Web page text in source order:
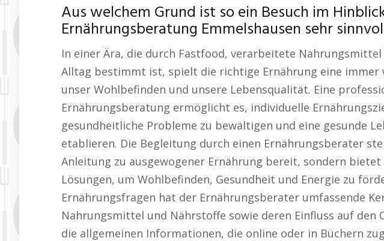
Aus welchem Grund ist so ein Besuch im
Ernährungsberatung Emmelshausen sehr
In einer Ära, die durch Fastfood, verarbeitete
Alltag bestimmt ist, spielt die richtige Ernährung eine immer
unser Wohlbefinden und unsere Lebensqualität. Eine
Ernährungsberatung ermöglicht es, individuelle
gesundheitliche Probleme zu bewältigen und eine gesunde
etablieren. Die Begleitung durch einen Ernährungsberater
Anleitung zu ausgewogener Ernährung bereit, sondern
Lösungen, um Wohlbefinden, Gesundheit und Energie zu
Ernährungsfragen hat der Ernährungsberater umfassende
Nahrungsmittel und Nährstoffe sowie deren Einfluss auf den
die allgemeinen Informationen, die online oder in Büchern